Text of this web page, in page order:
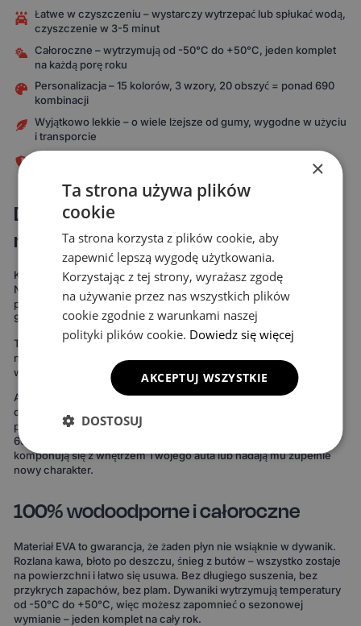
Łatwe w czyszczeniu – wystarczy wytrzepać lub spłukać wodą,
czyszczenie w 3-5 minut
Całoroczne – wytrzymują od -50°C do +50°C, jeden komplet
na każdą porę roku
Personalizacja – 15 kolorów, 3 wzory, 20 obszyć = ponad 690
kombinacji
Wyjątkowo lekkie – o wiele lżejsze od gumy, wygodne w użyciu
i transporcie
Dopasowane do Ciebie i Twojego
modelu auta
Każdy komplet powstaje specjalnie pod Twój model samochodu.
Nie korzystamy z uniwersalnych szablonów, które „mniej więcej
pasują". Nasze dywaniki są mierzone od zera, by pokryć nawet do
99% podłogi twojego auta.
To oznacza maksymalną ochronę podłogi – zdecydowanie więcej
niż w przypadku uniwersalnych mat. Rezultat widać od razu:
wnętrze wygląda bardziej spójnie, elegancko i zadbanie.
Ale to nie wszystko. Możesz też stworzyć dywaniki idealnie
dopasowane do Twojego stylu. Do wyboru masz 15 kolorów
powierzchni, 3 wzory komórek i 20 wariantów obszycia – to ponad
690 kombinacji! Możesz wybrać dywaniki, które idealnie
komponują się z wnętrzem Twojego auta lub nadają mu zupełnie
nowy charakter.
100% wodoodporne i całoroczne
Materiał EVA to gwarancja, że żaden płyn nie wsiąknie w dywanik.
Rozlana kawa, błoto po deszczu, śnieg z butów – wszystko zostaje
na powierzchni i łatwo się usuwa. Bez długiego suszenia, bez
przykrych zapachów, bez plam. Dywaniki wytrzymują temperatury
od -50°C do +50°C, więc możesz zapomnieć o sezonowej
wymianie – jeden komplet na cały rok.
×
Ta strona używa plików
cookie
Ta strona korzysta z plików cookie, aby
zapewnić lepszą wygodę użytkowania.
Korzystając z tej strony, wyrażasz zgodę
na używanie przez nas wszystkich plików
cookie zgodnie z warunkami naszej
polityki plików cookie. Dowiedz się więcej
AKCEPTUJ WSZYSTKIE
DOSTOSUJ